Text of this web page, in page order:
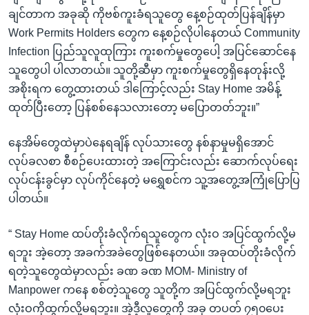
ချင်တာက အခုဆို ကိုဗစ်ကူးခံရသူတွေ နေ့စဉ်ထုတ်ပြန်ချိန်မှာ
Work Permits Holders တွေက နေ့စဉ်လိုပါနေတယ် Community
Infection ပြည်သူလူထုကြား ကူးစက်မှုတွေပေါ့ အပြင်ဆောင်နေ
သူတွေပါ ပါလာတယ်။ သူတို့ဆီမှာ ကူးစက်မှုတွေရှိနေတုန်းလို့
အစိုးရက တွေ့ထားတယ် ဒါကြောင့်လည်း Stay Home အမိန့်
ထုတ်ပြီးတော့ ပြန်စစ်နေသလားတော့ မပြောတတ်ဘူး။”
နေအိမ်တွေထဲမှာပဲနေရချိန် လုပ်သားတွေ နစ်နာမှုမရှိအောင်
လုပ်ခလစာ စီစဉ်ပေးထားတဲ့ အကြောင်းလည်း ဆောက်လုပ်ရေး
လုပ်ငန်းခွင်မှာ လုပ်ကိုင်နေတဲ့ မရွှေစင်က သူ့အတွေ့အကြုံပြောပြ
ပါတယ်။
“ Stay Home ထပ်တိုးခံလိုက်ရသူတွေက လုံးဝ အပြင်ထွက်လို့မ
ရဘူး အဲ့တော့ အခက်အခဲတွေဖြစ်နေတယ်။ အခုထပ်တိုးခံလိုက်
ရတဲ့သူတွေထဲမှာလည်း ခဏ ခဏ MOM- Ministry of
Manpower ကနေ စစ်တဲ့သူတွေ သူတို့က အပြင်ထွက်လို့မရဘူး
လုံးဝကိုထွက်လို့မရဘူး။ အဲ့ဒီ့လူတွေကို အခု တပတ် ၇၅၀ပေး